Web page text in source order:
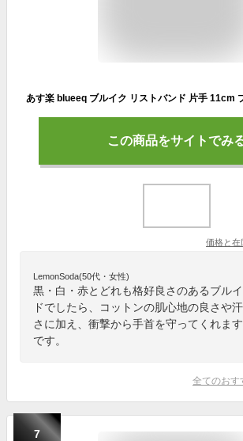
この商品をサイトでみ
価格と在
LemonSoda(50代・女性)
黒・白・赤とどれも格好良さのあるブル
ドでしたら、コットンの肌心地の良さや
さに加え、衝撃から手首を守ってくれま
です。
全てのおす
7